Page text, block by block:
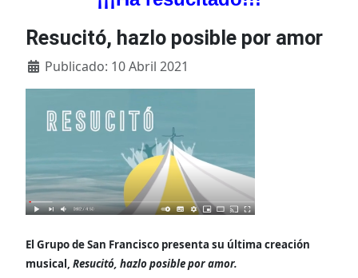
Resucitó, hazlo posible por amor
Detalles
Publicado: 10 Abril 2021
El Grupo de San Francisco presenta su última creación
musical, Resucitó, hazlo posible por amor.